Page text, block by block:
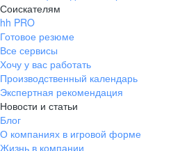
Соискателям
hh PRO
Готовое резюме
Все сервисы
Хочу у вас работать
Производственный календарь
Экспертная рекомендация
Новости и статьи
Блог
О компаниях в игровой форме
Жизнь в компании